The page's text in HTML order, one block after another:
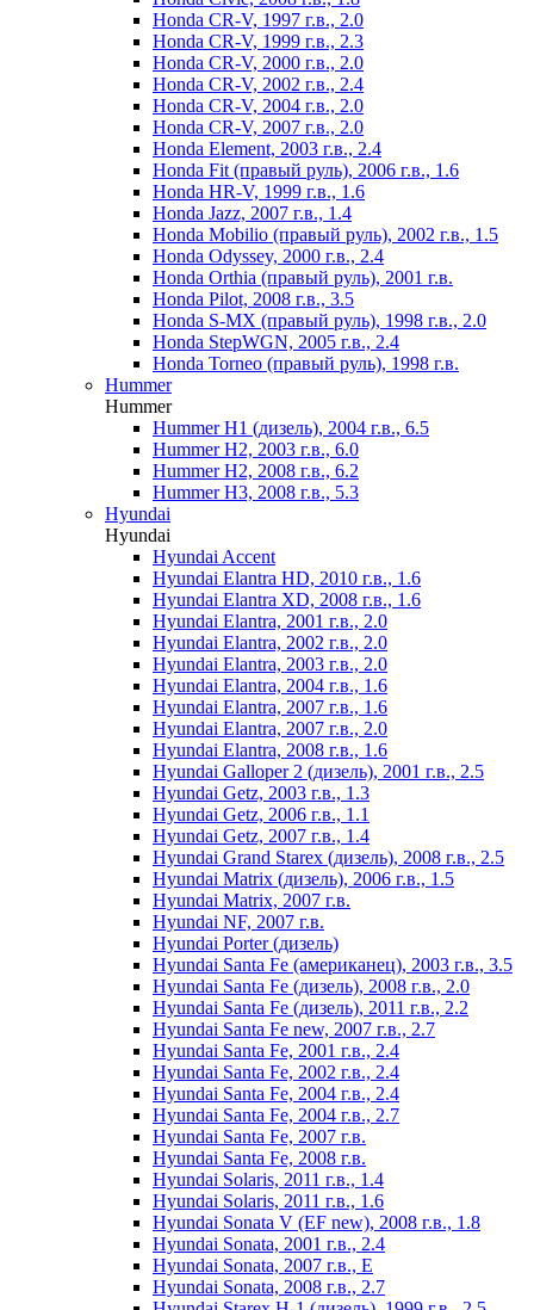
Honda CR-V, 1997 г.в., 2.0
Honda CR-V, 1999 г.в., 2.3
Honda CR-V, 2000 г.в., 2.0
Honda CR-V, 2002 г.в., 2.4
Honda CR-V, 2004 г.в., 2.0
Honda CR-V, 2007 г.в., 2.0
Honda Element, 2003 г.в., 2.4
Honda Fit (правый руль), 2006 г.в., 1.6
Honda HR-V, 1999 г.в., 1.6
Honda Jazz, 2007 г.в., 1.4
Honda Mobilio (правый руль), 2002 г.в., 1.5
Honda Odyssey, 2000 г.в., 2.4
Honda Orthia (правый руль), 2001 г.в.
Honda Pilot, 2008 г.в., 3.5
Honda S-MX (правый руль), 1998 г.в., 2.0
Honda StepWGN, 2005 г.в., 2.4
Honda Torneo (правый руль), 1998 г.в.
Hummer
Hummer
Hummer H1 (дизель), 2004 г.в., 6.5
Hummer H2, 2003 г.в., 6.0
Hummer H2, 2008 г.в., 6.2
Hummer H3, 2008 г.в., 5.3
Hyundai
Hyundai
Hyundai Accent
Hyundai Elantra HD, 2010 г.в., 1.6
Hyundai Elantra XD, 2008 г.в., 1.6
Hyundai Elantra, 2001 г.в., 2.0
Hyundai Elantra, 2002 г.в., 2.0
Hyundai Elantra, 2003 г.в., 2.0
Hyundai Elantra, 2004 г.в., 1.6
Hyundai Elantra, 2007 г.в., 1.6
Hyundai Elantra, 2007 г.в., 2.0
Hyundai Elantra, 2008 г.в., 1.6
Hyundai Galloper 2 (дизель), 2001 г.в., 2.5
Hyundai Getz, 2003 г.в., 1.3
Hyundai Getz, 2006 г.в., 1.1
Hyundai Getz, 2007 г.в., 1.4
Hyundai Grand Starex (дизель), 2008 г.в., 2.5
Hyundai Matrix (дизель), 2006 г.в., 1.5
Hyundai Matrix, 2007 г.в.
Hyundai NF, 2007 г.в.
Hyundai Porter (дизель)
Hyundai Santa Fe (американец), 2003 г.в., 3.5
Hyundai Santa Fe (дизель), 2008 г.в., 2.0
Hyundai Santa Fe (дизель), 2011 г.в., 2.2
Hyundai Santa Fe new, 2007 г.в., 2.7
Hyundai Santa Fe, 2001 г.в., 2.4
Hyundai Santa Fe, 2002 г.в., 2.4
Hyundai Santa Fe, 2004 г.в., 2.4
Hyundai Santa Fe, 2004 г.в., 2.7
Hyundai Santa Fe, 2007 г.в.
Hyundai Santa Fe, 2008 г.в.
Hyundai Solaris, 2011 г.в., 1.4
Hyundai Solaris, 2011 г.в., 1.6
Hyundai Sonata V (EF new), 2008 г.в., 1.8
Hyundai Sonata, 2001 г.в., 2.4
Hyundai Sonata, 2007 г.в., E
Hyundai Sonata, 2008 г.в., 2.7